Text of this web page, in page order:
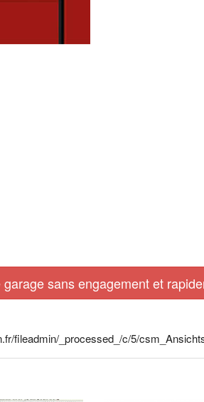
sans engagement et
fileadmin/_processed_/c/5/